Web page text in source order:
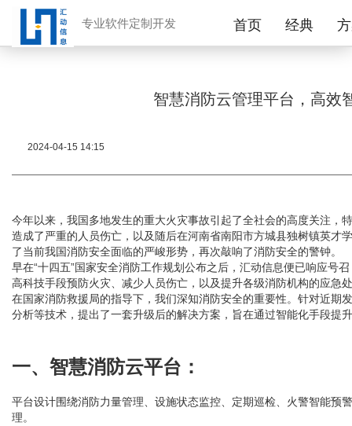
专业软件定制开发 首页 经典
智慧消防云管理平台，高效
2024-04-15 14:15
今年以来，我国多地发生的重大火灾事故引起了全社会的高度关注，
造成了严重的人员伤亡，以及随后在河南省南阳市方城县独树镇英才
了当前我国消防安全面临的严峻形势，再次敲响了消防安全的警钟。
早在“十四五”国家安全消防工作规划公布之后，汇动信息便已响应号
高科技手段预防火灾、减少人员伤亡，以及提升各级消防机构的应急
在国家消防救援局的指导下，我们深知消防安全的重要性。针对近期
分析等技术，提出了一套升级后的解决方案，旨在通过智能化手段提
一、智慧消防云平台：
平台设计围绕消防力量管理、设施状态监控、定期巡检、火警智能预
理。